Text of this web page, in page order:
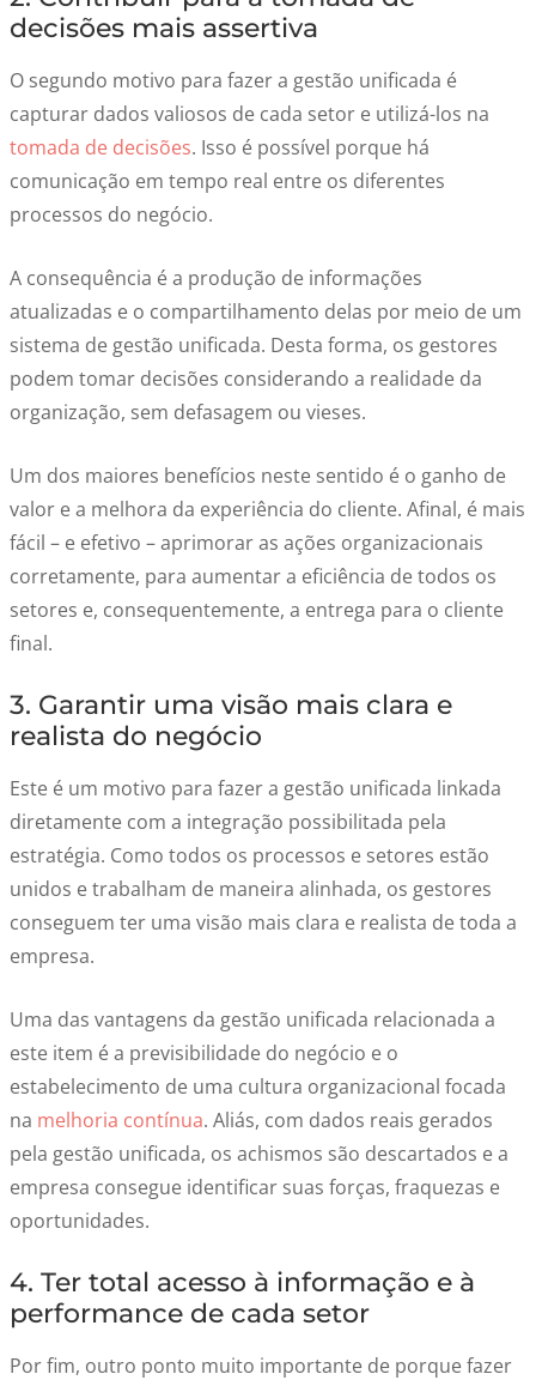
decisões mais assertiva
O segundo motivo para fazer a gestão unificada é
capturar dados valiosos de cada setor e utilizá-los na
tomada de decisões. Isso é possível porque há
comunicação em tempo real entre os diferentes
processos do negócio.
A consequência é a produção de informações
atualizadas e o compartilhamento delas por meio de um
sistema de gestão unificada. Desta forma, os gestores
podem tomar decisões considerando a realidade da
organização, sem defasagem ou vieses.
Um dos maiores benefícios neste sentido é o ganho de
valor e a melhora da experiência do cliente. Afinal, é mais
fácil – e efetivo – aprimorar as ações organizacionais
corretamente, para aumentar a eficiência de todos os
setores e, consequentemente, a entrega para o cliente
final.
3. Garantir uma visão mais clara e
realista do negócio
Este é um motivo para fazer a gestão unificada linkada
diretamente com a integração possibilitada pela
estratégia. Como todos os processos e setores estão
unidos e trabalham de maneira alinhada, os gestores
conseguem ter uma visão mais clara e realista de toda a
empresa.
Uma das vantagens da gestão unificada relacionada a
este item é a previsibilidade do negócio e o
estabelecimento de uma cultura organizacional focada
na melhoria contínua. Aliás, com dados reais gerados
pela gestão unificada, os achismos são descartados e a
empresa consegue identificar suas forças, fraquezas e
oportunidades.
4. Ter total acesso à informação e à
performance de cada setor
Por fim, outro ponto muito importante de porque fazer